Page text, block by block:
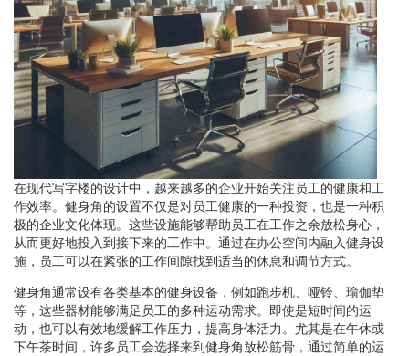
在现代写字楼的设计中，越来越多的企业开始关注员工的健康和工
作效率。健身角的设置不仅是对员工健康的一种投资，也是一种积
极的企业文化体现。这些设施能够帮助员工在工作之余放松身心，
从而更好地投入到接下来的工作中。通过在办公空间内融入健身设
施，员工可以在紧张的工作间隙找到适当的休息和调节方式。
健身角通常设有各类基本的健身设备，例如跑步机、哑铃、瑜伽垫
等，这些器材能够满足员工的多种运动需求。即使是短时间的运
动，也可以有效地缓解工作压力，提高身体活力。尤其是在午休或
下午茶时间，许多员工会选择来到健身角放松筋骨，通过简单的运